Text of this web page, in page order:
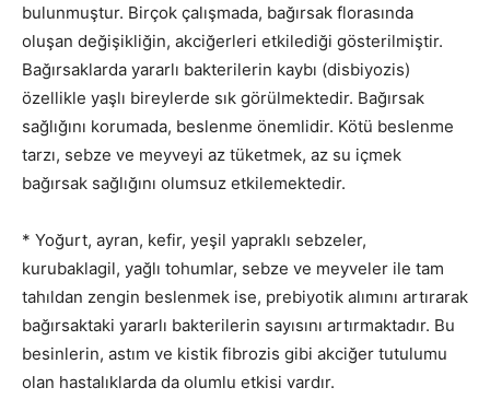
bulunmuştur. Birçok çalışmada, bağırsak florasında
oluşan değişikliğin, akciğerleri etkilediği gösterilmiştir.
Bağırsaklarda yararlı bakterilerin kaybı (disbiyozis)
özellikle yaşlı bireylerde sık görülmektedir. Bağırsak
sağlığını korumada, beslenme önemlidir. Kötü beslenme
tarzı, sebze ve meyveyi az tüketmek, az su içmek
bağırsak sağlığını olumsuz etkilemektedir.
* Yoğurt, ayran, kefir, yeşil yapraklı sebzeler,
kurubaklagil, yağlı tohumlar, sebze ve meyveler ile tam
tahıldan zengin beslenmek ise, prebiyotik alımını artırarak
bağırsaktaki yararlı bakterilerin sayısını artırmaktadır. Bu
besinlerin, astım ve kistik fibrozis gibi akciğer tutulumu
olan hastalıklarda da olumlu etkisi vardır.